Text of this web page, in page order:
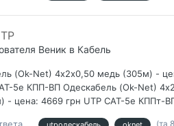
Веник в Кабель
(Ok-Net) 4х2х0,50 медь (305м) -
5е КПП-ВП Одескабель (Ok-Net)
цена: 4669 грн UTP CAT-5e КППт-
(та